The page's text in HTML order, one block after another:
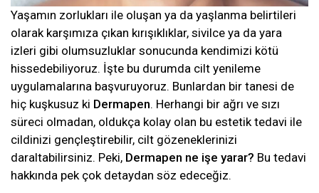
Yaşamın zorlukları ile oluşan ya da yaşlanma belirtileri
olarak karşımıza çıkan kırışıklıklar, sivilce ya da yara
izleri gibi olumsuzluklar sonucunda kendimizi kötü
hissedebiliyoruz. İşte bu durumda cilt yenileme
uygulamalarına başvuruyoruz. Bunlardan bir tanesi de
hiç kuşkusuz ki Dermapen. Herhangi bir ağrı ve sızı
süreci olmadan, oldukça kolay olan bu estetik tedavi ile
cildinizi gençleştirebilir, cilt gözeneklerinizi
daraltabilirsiniz. Peki, Dermapen ne işe yarar? Bu tedavi
hakkında pek çok detaydan söz edeceğiz.